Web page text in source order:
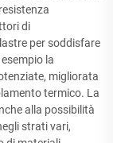
di
per soddisfare
la
migliorata
termico. La
alla possibilità
strati vari,